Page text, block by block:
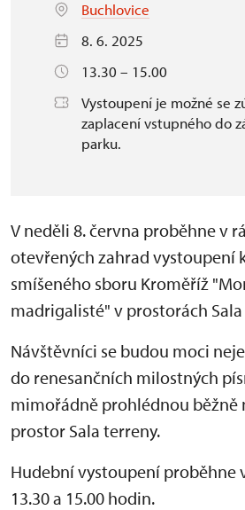
Buchlovice
8. 6. 2025
13.30 – 15.00
Vystoupení je možné se
zaplacení vstupného do
parku.
V neděli 8. června proběhne v
otevřených zahrad vystoupení
smíšeného sboru Kroměříž
madrigalisté" v prostorách
Návštěvníci se budou moci
do renesančních milostných
mimořádně prohlédnou běžně
prostor Sala terreny.
Hudební vystoupení proběhne
13.30 a 15.00 hodin.